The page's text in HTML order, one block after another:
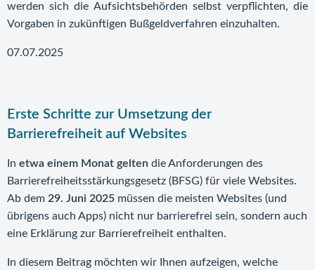
werden sich die Aufsichtsbehörden selbst verpflichten, die
Vorgaben in zukünftigen Bußgeldverfahren einzuhalten.
07.07.2025
Erste Schritte zur Umsetzung der
Barrierefreiheit auf Websites
In etwa einem Monat gelten die Anforderungen des
Barrierefreiheitsstärkungsgesetz (BFSG) für viele Websites.
Ab dem 29. Juni 2025 müssen die meisten Websites (und
übrigens auch Apps) nicht nur barrierefrei sein, sondern auch
eine Erklärung zur Barrierefreiheit enthalten.
In diesem Beitrag möchten wir Ihnen aufzeigen, welche